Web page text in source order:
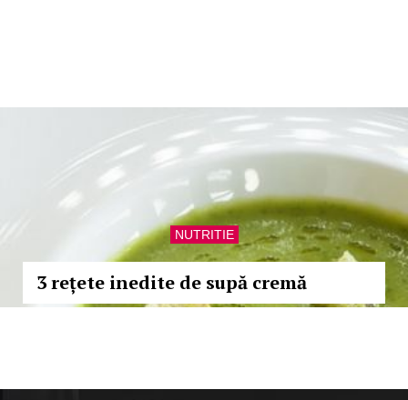
NUTRITIE
3 rețete inedite de supă cremă